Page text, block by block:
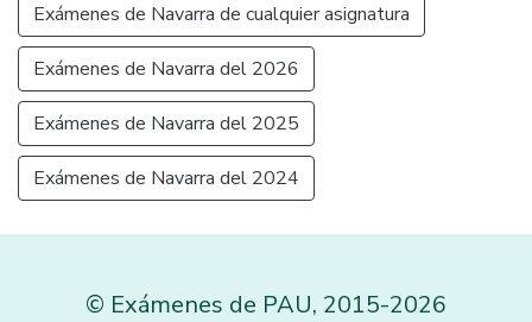
Exámenes de Navarra de cualquier asignatura
Exámenes de Navarra del 2026
Exámenes de Navarra del 2025
Exámenes de Navarra del 2024
© Exámenes de PAU, 2015-2026